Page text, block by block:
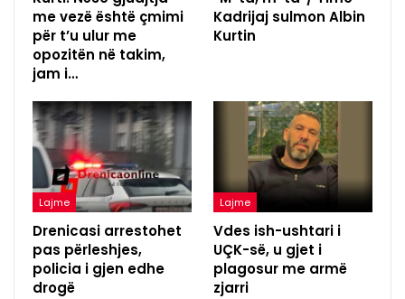
me vezë është çmimi
për t’u ulur me
opozitën në takim,
jam i…
Kadrijaj sulmon Albin
Kurtin
Lajme
Drenicasi arrestohet
pas përleshjes,
policia i gjen edhe
drogë
Lajme
Vdes ish-ushtari i
UÇK-së, u gjet i
plagosur me armë
zjarri